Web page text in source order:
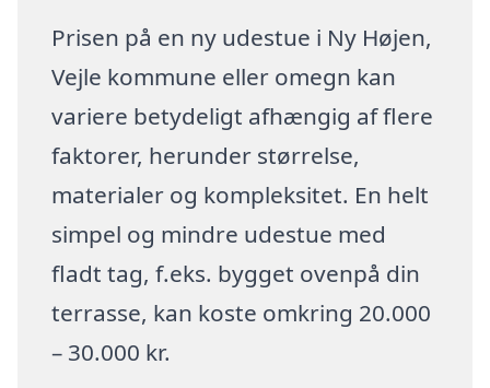
Prisen på en ny udestue i Ny Højen,
Vejle kommune eller omegn kan
variere betydeligt afhængig af flere
faktorer, herunder størrelse,
materialer og kompleksitet. En helt
simpel og mindre udestue med
fladt tag, f.eks. bygget ovenpå din
terrasse, kan koste omkring 20.000
– 30.000 kr.